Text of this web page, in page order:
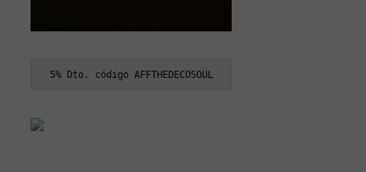
5% Dto. código AFFTHEDECOSOUL